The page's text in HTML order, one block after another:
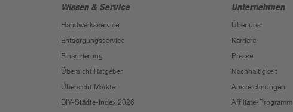
Wissen & Service
Handwerksservice
Entsorgungsservice
Finanzierung
Übersicht Ratgeber
Übersicht Märkte
DIY-Städte-Index 2026
Unternehmen
Über uns
Karriere
Presse
Nachhaltigkeit
Auszeichnungen
Affiliate-Programm